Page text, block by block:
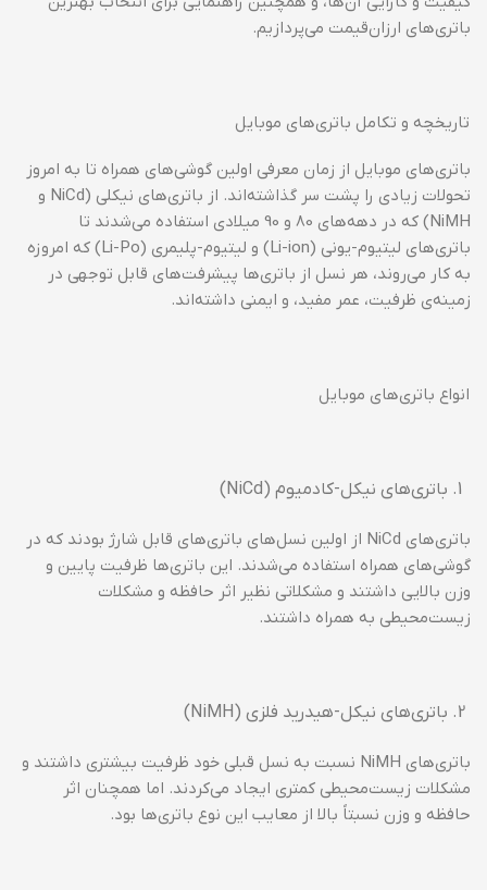
باتری‌های ارزان‌قیمت می‌پردازیم.
تاریخچه و تکامل باتری‌های موبایل
باتری‌های موبایل از زمان معرفی اولین گوشی‌های همراه تا به امروز
تحولات زیادی را پشت سر گذاشته‌اند. از باتری‌های نیکلی (NiCd و
NiMH) که در دهه‌های 80 و 90 میلادی استفاده می‌شدند تا
باتری‌های لیتیوم-یونی (Li-ion) و لیتیوم-پلیمری (Li-Po) که امروزه
به کار می‌روند، هر نسل از باتری‌ها پیشرفت‌های قابل توجهی در
زمینه‌ی ظرفیت، عمر مفید، و ایمنی داشته‌اند.
انواع باتری‌های موبایل
باتری‌های نیکل-کادمیوم (NiCd)
باتری‌های NiCd از اولین نسل‌های باتری‌های قابل شارژ بودند که در
گوشی‌های همراه استفاده می‌شدند. این باتری‌ها ظرفیت پایین و
وزن بالایی داشتند و مشکلاتی نظیر اثر حافظه و مشکلات
زیست‌محیطی به همراه داشتند.
باتری‌های نیکل-هیدرید فلزی (NiMH)
باتری‌های NiMH نسبت به نسل قبلی خود ظرفیت بیشتری داشتند و
مشکلات زیست‌محیطی کمتری ایجاد می‌کردند. اما همچنان اثر
حافظه و وزن نسبتاً بالا از معایب این نوع باتری‌ها بود.